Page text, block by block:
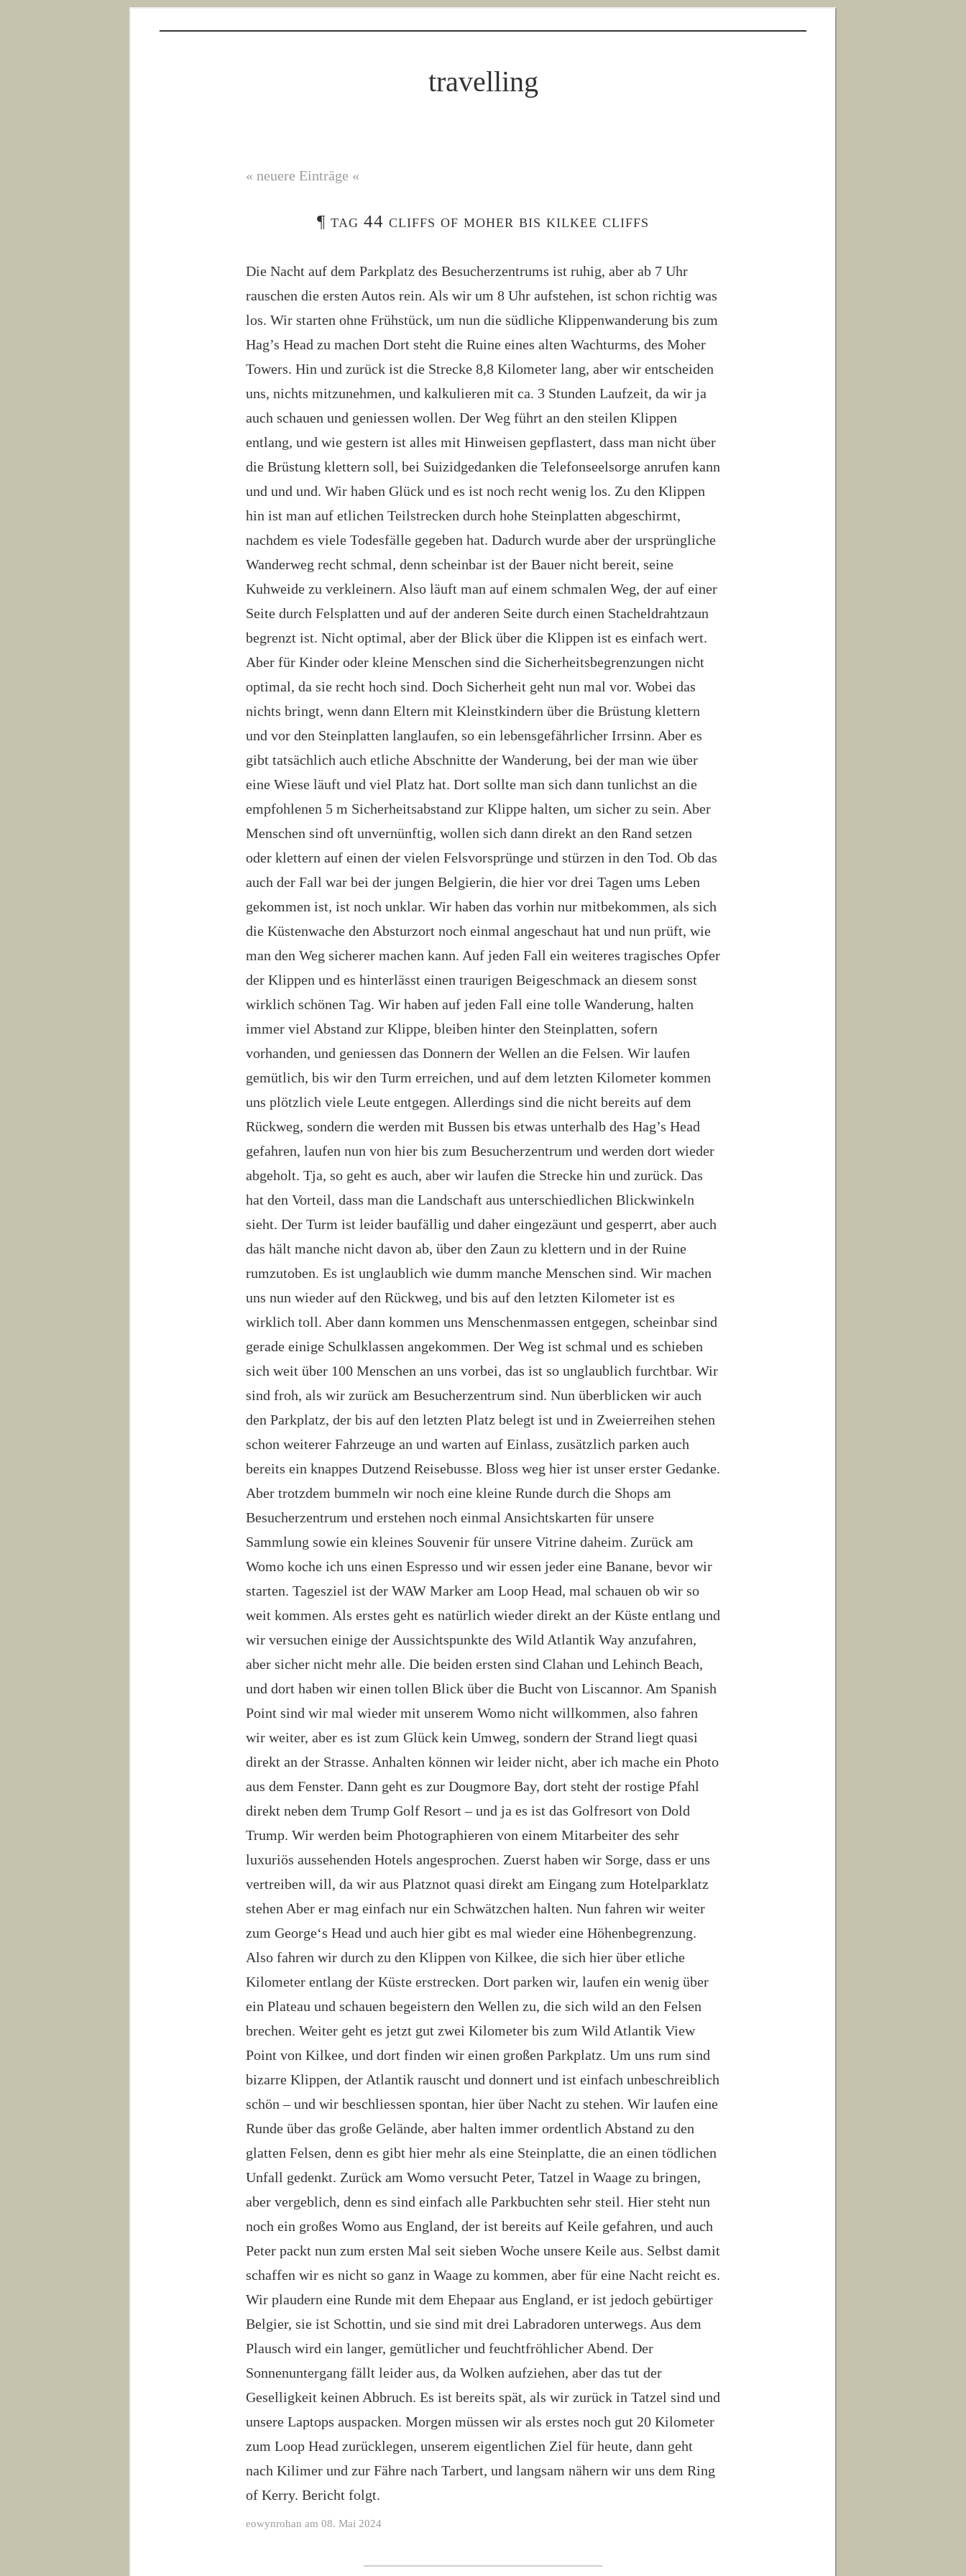
travelling
« neuere Einträge «
¶ tag 44 cliffs of moher bis kilkee cliffs
Die Nacht auf dem Parkplatz des Besucherzentrums ist ruhig, aber ab 7 Uhr
rauschen die ersten Autos rein. Als wir um 8 Uhr aufstehen, ist schon richtig was
los. Wir starten ohne Frühstück, um nun die südliche Klippenwanderung bis zum
Hag’s Head zu machen Dort steht die Ruine eines alten Wachturms, des Moher
Towers. Hin und zurück ist die Strecke 8,8 Kilometer lang, aber wir entscheiden
uns, nichts mitzunehmen, und kalkulieren mit ca. 3 Stunden Laufzeit, da wir ja
auch schauen und geniessen wollen. Der Weg führt an den steilen Klippen
entlang, und wie gestern ist alles mit Hinweisen gepflastert, dass man nicht über
die Brüstung klettern soll, bei Suizidgedanken die Telefonseelsorge anrufen kann
und und und. Wir haben Glück und es ist noch recht wenig los. Zu den Klippen
hin ist man auf etlichen Teilstrecken durch hohe Steinplatten abgeschirmt,
nachdem es viele Todesfälle gegeben hat. Dadurch wurde aber der ursprüngliche
Wanderweg recht schmal, denn scheinbar ist der Bauer nicht bereit, seine
Kuhweide zu verkleinern. Also läuft man auf einem schmalen Weg, der auf einer
Seite durch Felsplatten und auf der anderen Seite durch einen Stacheldrahtzaun
begrenzt ist. Nicht optimal, aber der Blick über die Klippen ist es einfach wert.
Aber für Kinder oder kleine Menschen sind die Sicherheitsbegrenzungen nicht
optimal, da sie recht hoch sind. Doch Sicherheit geht nun mal vor. Wobei das
nichts bringt, wenn dann Eltern mit Kleinstkindern über die Brüstung klettern
und vor den Steinplatten langlaufen, so ein lebensgefährlicher Irrsinn. Aber es
gibt tatsächlich auch etliche Abschnitte der Wanderung, bei der man wie über
eine Wiese läuft und viel Platz hat. Dort sollte man sich dann tunlichst an die
empfohlenen 5 m Sicherheitsabstand zur Klippe halten, um sicher zu sein. Aber
Menschen sind oft unvernünftig, wollen sich dann direkt an den Rand setzen
oder klettern auf einen der vielen Felsvorsprünge und stürzen in den Tod. Ob das
auch der Fall war bei der jungen Belgierin, die hier vor drei Tagen ums Leben
gekommen ist, ist noch unklar. Wir haben das vorhin nur mitbekommen, als sich
die Küstenwache den Absturzort noch einmal angeschaut hat und nun prüft, wie
man den Weg sicherer machen kann. Auf jeden Fall ein weiteres tragisches Opfer
der Klippen und es hinterlässt einen traurigen Beigeschmack an diesem sonst
wirklich schönen Tag. Wir haben auf jeden Fall eine tolle Wanderung, halten
immer viel Abstand zur Klippe, bleiben hinter den Steinplatten, sofern
vorhanden, und geniessen das Donnern der Wellen an die Felsen. Wir laufen
gemütlich, bis wir den Turm erreichen, und auf dem letzten Kilometer kommen
uns plötzlich viele Leute entgegen. Allerdings sind die nicht bereits auf dem
Rückweg, sondern die werden mit Bussen bis etwas unterhalb des Hag’s Head
gefahren, laufen nun von hier bis zum Besucherzentrum und werden dort wieder
abgeholt. Tja, so geht es auch, aber wir laufen die Strecke hin und zurück. Das
hat den Vorteil, dass man die Landschaft aus unterschiedlichen Blickwinkeln
sieht. Der Turm ist leider baufällig und daher eingezäunt und gesperrt, aber auch
das hält manche nicht davon ab, über den Zaun zu klettern und in der Ruine
rumzutoben. Es ist unglaublich wie dumm manche Menschen sind. Wir machen
uns nun wieder auf den Rückweg, und bis auf den letzten Kilometer ist es
wirklich toll. Aber dann kommen uns Menschenmassen entgegen, scheinbar sind
gerade einige Schulklassen angekommen. Der Weg ist schmal und es schieben
sich weit über 100 Menschen an uns vorbei, das ist so unglaublich furchtbar. Wir
sind froh, als wir zurück am Besucherzentrum sind. Nun überblicken wir auch
den Parkplatz, der bis auf den letzten Platz belegt ist und in Zweierreihen stehen
schon weiterer Fahrzeuge an und warten auf Einlass, zusätzlich parken auch
bereits ein knappes Dutzend Reisebusse. Bloss weg hier ist unser erster Gedanke.
Aber trotzdem bummeln wir noch eine kleine Runde durch die Shops am
Besucherzentrum und erstehen noch einmal Ansichtskarten für unsere
Sammlung sowie ein kleines Souvenir für unsere Vitrine daheim. Zurück am
Womo koche ich uns einen Espresso und wir essen jeder eine Banane, bevor wir
starten. Tagesziel ist der WAW Marker am Loop Head, mal schauen ob wir so
weit kommen. Als erstes geht es natürlich wieder direkt an der Küste entlang und
wir versuchen einige der Aussichtspunkte des Wild Atlantik Way anzufahren,
aber sicher nicht mehr alle. Die beiden ersten sind Clahan und Lehinch Beach,
und dort haben wir einen tollen Blick über die Bucht von Liscannor. Am Spanish
Point sind wir mal wieder mit unserem Womo nicht willkommen, also fahren
wir weiter, aber es ist zum Glück kein Umweg, sondern der Strand liegt quasi
direkt an der Strasse. Anhalten können wir leider nicht, aber ich mache ein Photo
aus dem Fenster. Dann geht es zur Dougmore Bay, dort steht der rostige Pfahl
direkt neben dem Trump Golf Resort – und ja es ist das Golfresort von Dold
Trump. Wir werden beim Photographieren von einem Mitarbeiter des sehr
luxuriös aussehenden Hotels angesprochen. Zuerst haben wir Sorge, dass er uns
vertreiben will, da wir aus Platznot quasi direkt am Eingang zum Hotelparklatz
stehen Aber er mag einfach nur ein Schwätzchen halten. Nun fahren wir weiter
zum George‘s Head und auch hier gibt es mal wieder eine Höhenbegrenzung.
Also fahren wir durch zu den Klippen von Kilkee, die sich hier über etliche
Kilometer entlang der Küste erstrecken. Dort parken wir, laufen ein wenig über
ein Plateau und schauen begeistern den Wellen zu, die sich wild an den Felsen
brechen. Weiter geht es jetzt gut zwei Kilometer bis zum Wild Atlantik View
Point von Kilkee, und dort finden wir einen großen Parkplatz. Um uns rum sind
bizarre Klippen, der Atlantik rauscht und donnert und ist einfach unbeschreiblich
schön – und wir beschliessen spontan, hier über Nacht zu stehen. Wir laufen eine
Runde über das große Gelände, aber halten immer ordentlich Abstand zu den
glatten Felsen, denn es gibt hier mehr als eine Steinplatte, die an einen tödlichen
Unfall gedenkt. Zurück am Womo versucht Peter, Tatzel in Waage zu bringen,
aber vergeblich, denn es sind einfach alle Parkbuchten sehr steil. Hier steht nun
noch ein großes Womo aus England, der ist bereits auf Keile gefahren, und auch
Peter packt nun zum ersten Mal seit sieben Woche unsere Keile aus. Selbst damit
schaffen wir es nicht so ganz in Waage zu kommen, aber für eine Nacht reicht es.
Wir plaudern eine Runde mit dem Ehepaar aus England, er ist jedoch gebürtiger
Belgier, sie ist Schottin, und sie sind mit drei Labradoren unterwegs. Aus dem
Plausch wird ein langer, gemütlicher und feuchtfröhlicher Abend. Der
Sonnenuntergang fällt leider aus, da Wolken aufziehen, aber das tut der
Geselligkeit keinen Abbruch. Es ist bereits spät, als wir zurück in Tatzel sind und
unsere Laptops auspacken. Morgen müssen wir als erstes noch gut 20 Kilometer
zum Loop Head zurücklegen, unserem eigentlichen Ziel für heute, dann geht
nach Kilimer und zur Fähre nach Tarbert, und langsam nähern wir uns dem Ring
of Kerry. Bericht folgt.
eowynrohan am 08. Mai 2024